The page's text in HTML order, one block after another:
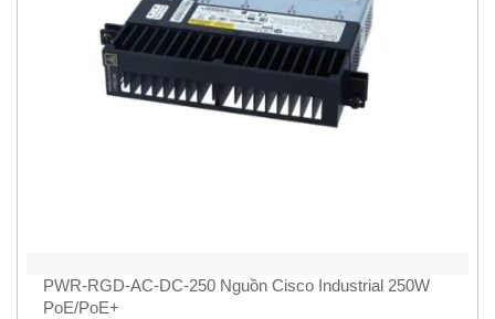
PWR-RGD-AC-DC-250 Nguồn Cisco Industrial 250W
PoE/PoE+